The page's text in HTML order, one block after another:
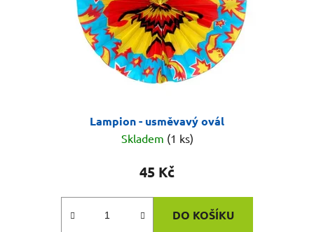
Lampion - usměvavý ovál
Skladem (1 ks)
45 Kč
DO KOŠÍKU